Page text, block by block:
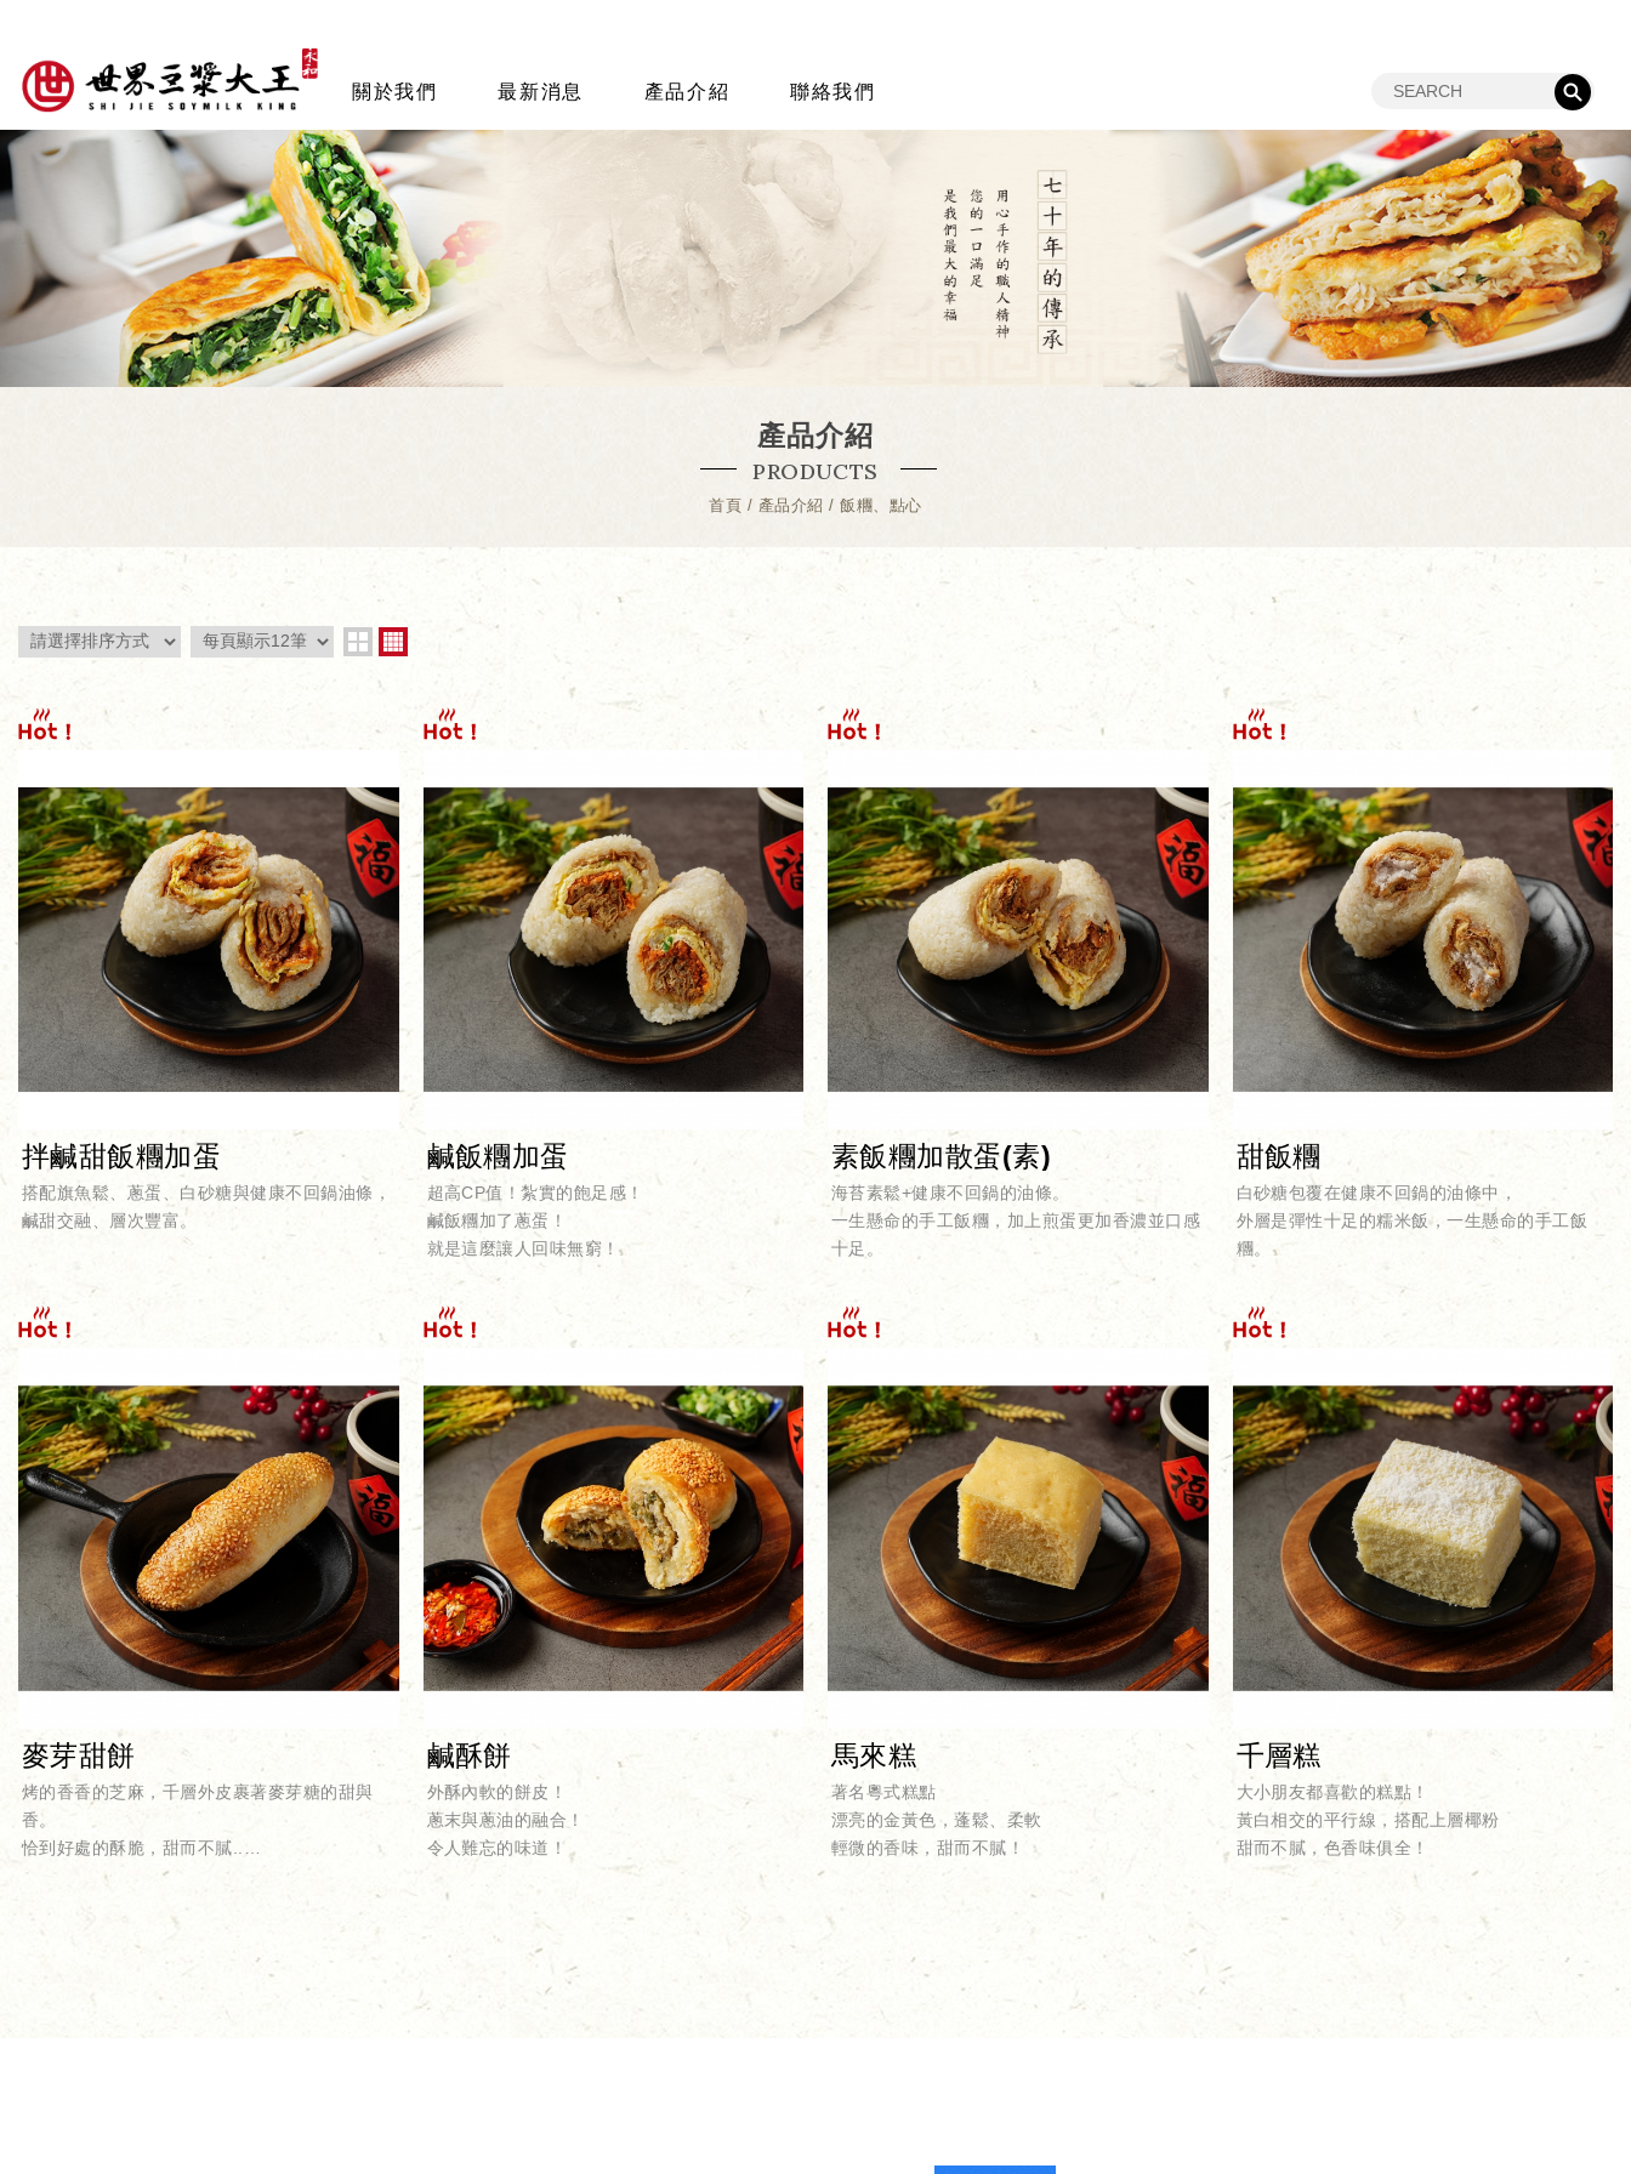
關於我們 最新消息 產品介紹 聯絡我們
產品介紹
PRODUCTS
首頁 產品介紹 飯糰、點心
拌鹹甜飯糰加蛋
搭配旗魚鬆、蔥蛋、白砂糖與健康不回鍋油條，
鹹甜交融、層次豐富。
鹹飯糰加蛋
超高CP值！紮實的飽足感！
鹹飯糰加了蔥蛋！
就是這麼讓人回味無窮！
素飯糰加散蛋(素)
海苔素鬆+健康不回鍋的油條。
​​​​​​​一生懸命的手工飯糰，加上煎蛋更加香濃並口感
十足。
甜飯糰
白砂糖包覆在健康不回鍋的油條中，
外層是彈性十足的糯米飯，一生懸命的手工飯
糰。
麥芽甜餅
烤的香香的芝麻，千層外皮裹著麥芽糖的甜與
香。
恰到好處的酥脆，甜而不膩..
那層次...怎能叫人不瘋狂!!
鹹酥餅
外酥內軟的餅皮！
蔥末與蔥油的融合！
令人難忘的味道！
馬來糕
著名粵式糕點
漂亮的金黃色，蓬鬆、柔軟
輕微的香味，甜而不膩！
千層糕
大小朋友都喜歡的糕點！
黃白相交的平行線，搭配上層椰粉
甜而不膩，色香味俱全！